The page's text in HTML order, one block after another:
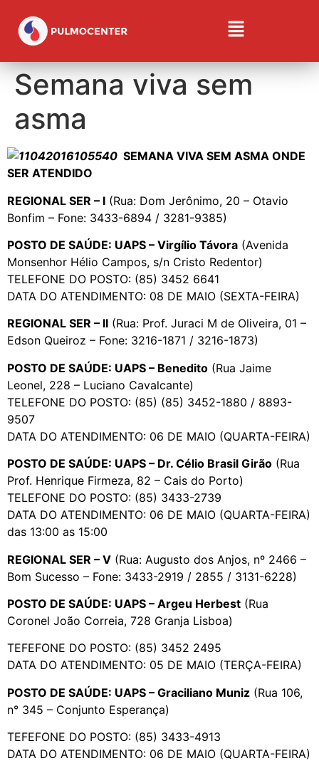
Semana viva sem
asma
SEMANA VIVA SEM ASMA ONDE
SER ATENDIDO
REGIONAL SER – I (Rua: Dom Jerônimo, 20 – Otavio
Bonfim – Fone: 3433-6894 / 3281-9385)
POSTO DE SAÚDE: UAPS – Virgílio Távora (Avenida
Monsenhor Hélio Campos, s/n Cristo Redentor)
TELEFONE DO POSTO: (85) 3452 6641
DATA DO ATENDIMENTO: 08 DE MAIO (SEXTA-FEIRA)
REGIONAL SER – II (Rua: Prof. Juraci M de Oliveira, 01 –
Edson Queiroz – Fone: 3216-1871 / 3216-1873)
POSTO DE SAÚDE: UAPS – Benedito (Rua Jaime
Leonel, 228 – Luciano Cavalcante)
TELEFONE DO POSTO: (85) (85) 3452-1880 / 8893-
9507
DATA DO ATENDIMENTO: 06 DE MAIO (QUARTA-FEIRA)
POSTO DE SAÚDE: UAPS – Dr. Célio Brasil Girão (Rua
Prof. Henrique Firmeza, 82 – Cais do Porto)
TELEFONE DO POSTO: (85) 3433-2739
DATA DO ATENDIMENTO: 06 DE MAIO (QUARTA-FEIRA)
das 13:00 as 15:00
REGIONAL SER – V (Rua: Augusto dos Anjos, nº 2466 –
Bom Sucesso – Fone: 3433-2919 / 2855 / 3131-6228)
POSTO DE SAÚDE: UAPS – Argeu Herbest (Rua
Coronel João Correia, 728 Granja Lisboa)
TEFEFONE DO POSTO: (85) 3452 2495
DATA DO ATENDIMENTO: 05 DE MAIO (TERÇA-FEIRA)
POSTO DE SAÚDE: UAPS – Graciliano Muniz (Rua 106,
n° 345 – Conjunto Esperança)
TEFEFONE DO POSTO: (85) 3433-4913
DATA DO ATENDIMENTO: 06 DE MAIO (QUARTA-FEIRA)